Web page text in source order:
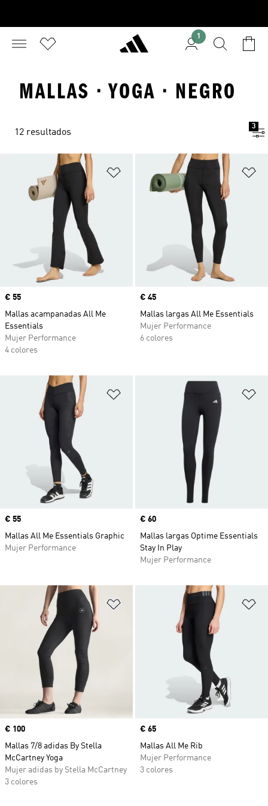
1
MALLAS · YOGA · NEGRO
12 resultados
3
Añadir a la lista de deseos
Precio
€ 55
Mallas acampanadas All Me
Essentials
Mujer Performance
4 colores
Precio
€ 45
Mallas largas All Me Essentials
Mujer Performance
6 colores
Añadir a la lista de deseos
Precio
€ 55
Mallas All Me Essentials Graphic
Mujer Performance
Precio
€ 60
Mallas largas Optime Essentials
Stay In Play
Mujer Performance
Añadir a la lista de deseos
Precio
€ 100
Mallas 7/8 adidas By Stella
McCartney Yoga
Mujer adidas by Stella McCartney
3 colores
Precio
€ 65
Mallas All Me Rib
Mujer Performance
3 colores